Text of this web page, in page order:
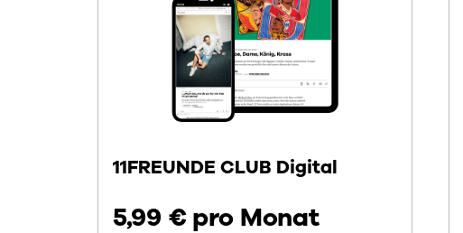
11FREUNDE CLUB Digital
5,99 € pro Monat